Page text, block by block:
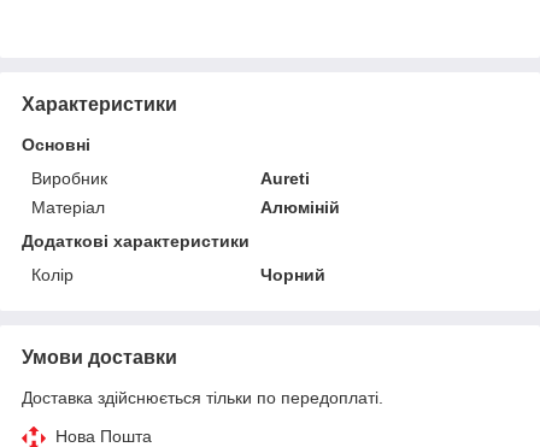
Характеристики
Основні
Виробник
Aureti
Матеріал
Алюміній
Додаткові характеристики
Колір
Чорний
Умови доставки
Доставка здійснюється тільки по передоплаті.
Нова Пошта